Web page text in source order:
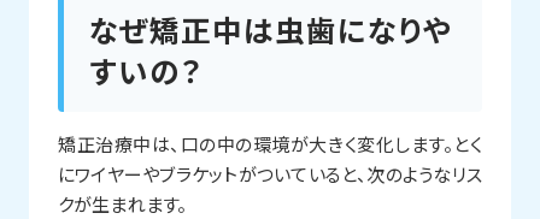
なぜ矯正中は虫歯になりや
すいの？
矯正治療中は、口の中の環境が大きく変化します。とく
にワイヤーやブラケットがついていると、次のようなリス
クが生まれます。